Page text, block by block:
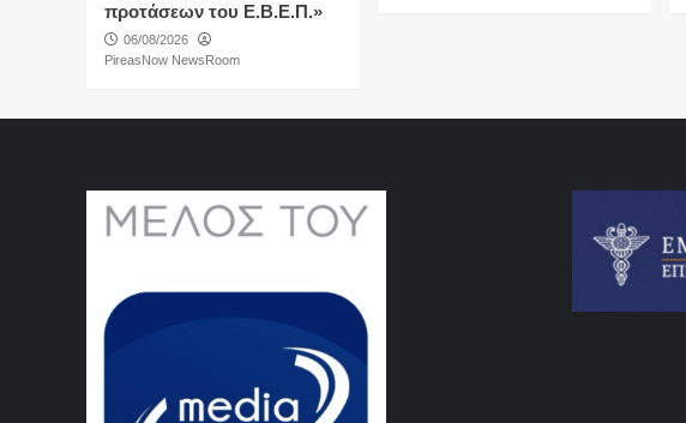
προτάσεων του Ε.Β.Ε.Π.»
06/08/2026
PireasNow NewsRoom